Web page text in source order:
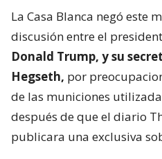
La Casa Blanca negó este
discusión entre el
Donald Trump, y su
Hegseth, por
de las municiones
después de que el diario
publicara una exclusiva